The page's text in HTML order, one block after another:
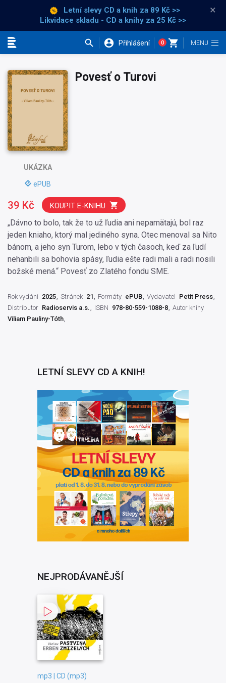
Letní slevy CD a knih za 89 Kč >>
Likvidace skladu - CD a knihy za 25 Kč >>
×
Přihlášení 0
UKÁZKA
ePUB
Povesť o Turovi
„Dávno to bolo, tak že to už ľudia ani nepamätajú, bol raz
jeden kniaho, ktorý mal jediného syna. Otec menoval sa Nito
bánom, a jeho syn Turom, lebo v tých časoch, keď za ľudí
nehanbili sa bohovia spásy, ľudia ešte radi mali a radi nosili
božské mená.“ Povesť zo Zlatého fondu SME.
39 Kč KOUPIT E-KNIHU
Rok vydání 2025 Stránek 21 Formáty ePUB Vydavatel
Petit Press
Distributor Radioservis a.s. ISBN 978-80-559-1088-8 Autor knihy
Viliam Pauliny-Tóth
LETNÍ SLEVY CD A KNIH!
NEJPRODÁVANĚJŠÍ
mp3 | CD (mp3)